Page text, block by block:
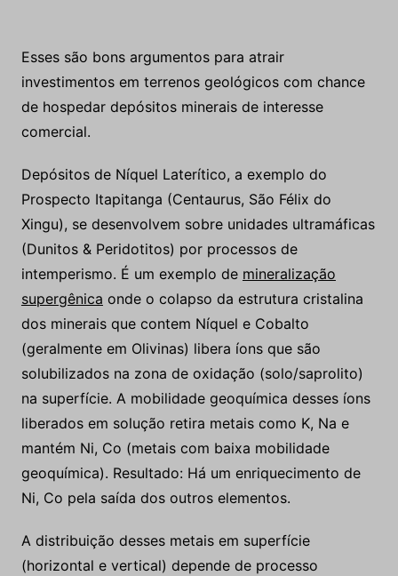
Esses são bons argumentos para atrair
investimentos em terrenos geológicos com chance
de hospedar depósitos minerais de interesse
comercial.
Depósitos de Níquel Laterítico, a exemplo do
Prospecto Itapitanga (Centaurus, São Félix do
Xingu), se desenvolvem sobre unidades ultramáficas
(Dunitos & Peridotitos) por processos de
intemperismo. É um exemplo de mineralização
supergênica onde o colapso da estrutura cristalina
dos minerais que contem Níquel e Cobalto
(geralmente em Olivinas) libera íons que são
solubilizados na zona de oxidação (solo/saprolito)
na superfície. A mobilidade geoquímica desses íons
liberados em solução retira metais como K, Na e
mantém Ni, Co (metais com baixa mobilidade
geoquímica). Resultado: Há um enriquecimento de
Ni, Co pela saída dos outros elementos.
A distribuição desses metais em superfície
(horizontal e vertical) depende de processo